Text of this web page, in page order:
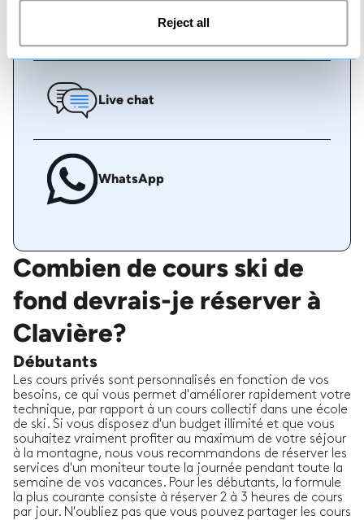
Reject all
Appelez-nous
Live chat
WhatsApp
Combien de cours ski de
fond devrais-je réserver à
Clavière?
Débutants
Les cours privés sont personnalisés en fonction de vos
besoins, ce qui vous permet d'améliorer rapidement votre
technique, par rapport à un cours collectif dans une école
de ski. Si vous disposez d'un budget illimité et que vous
souhaitez vraiment profiter au maximum de votre séjour
à la montagne, nous vous recommandons de réserver les
services d'un moniteur toute la journée pendant toute la
semaine de vos vacances. Pour les débutants, la formule
la plus courante consiste à réserver 2 à 3 heures de cours
par jour. N'oubliez pas que vous pouvez partager les cours